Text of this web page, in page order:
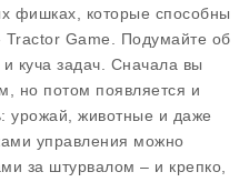
фишках, которые способны
Tractor Game. Подумайте об
куча задач. Сначала вы
но потом появляется и
урожай, животные и даже
управления можно
за штурвалом – и крепко,